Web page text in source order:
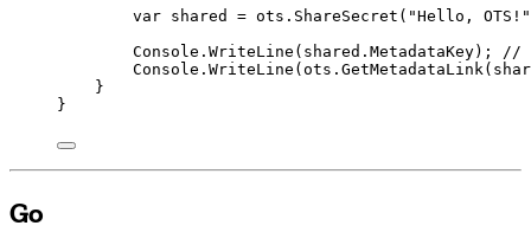
var shared = ots . ShareSecret ( "Hello, OTS! "
Console . WriteLine ( shared . MetadataKey); //
Console . WriteLine ( ots . GetMetadataLink
}
}
Go